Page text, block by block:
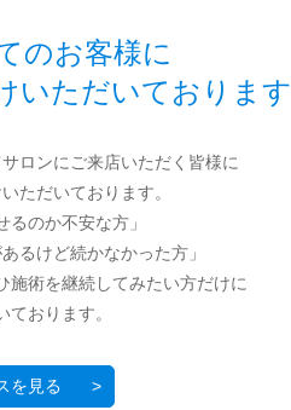
のお客様に
いただいております
ロンにご来店いただく皆様に
ただいております。
るのか不安な方」
るけど続かなかった方」
施術を継続してみたい方だけに
ております。
を見る